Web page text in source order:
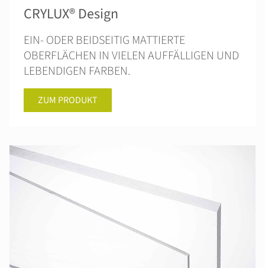
CRYLUX® Design
EIN- ODER BEIDSEITIG MATTIERTE
OBERFLÄCHEN IN VIELEN AUFFÄLLIGEN UND
LEBENDIGEN FARBEN.
ZUM PRODUKT